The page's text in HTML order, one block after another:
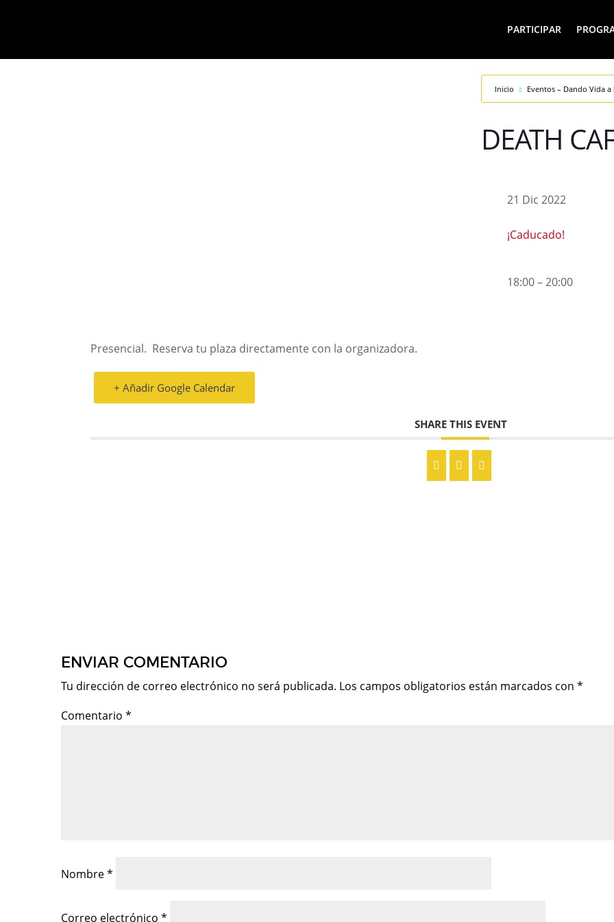
PARTICIPAR
Inicio Eventos – Dando Vida
DEATH
21 Dic 2022
¡Caducado!
18:00 – 20:00
Presencial. Reserva tu plaza directamente con la organizadora.
+ Añadir Google Calendar
SHARE THIS EVENT
ENVIAR COMENTARIO
Tu dirección de correo electrónico no será publicada. Los campos obligatorios están marcados con *
Comentario *
Nombre*
Correo electrónico *